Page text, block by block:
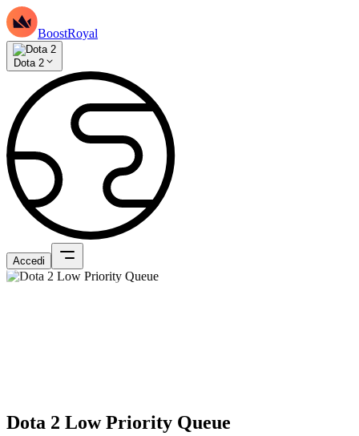
BoostRoyal
Dota 2
Accedi
Dota 2 Low Priority Queue